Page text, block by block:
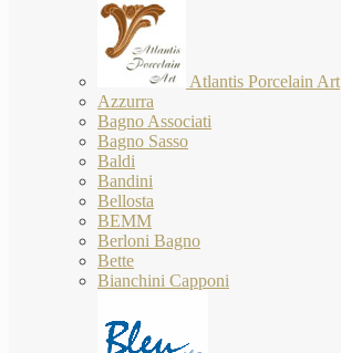
Atlantis Porcelain Art
Azzurra
Bagno Associati
Bagno Sasso
Baldi
Bandini
Bellosta
BEMM
Berloni Bagno
Bette
Bianchini Capponi